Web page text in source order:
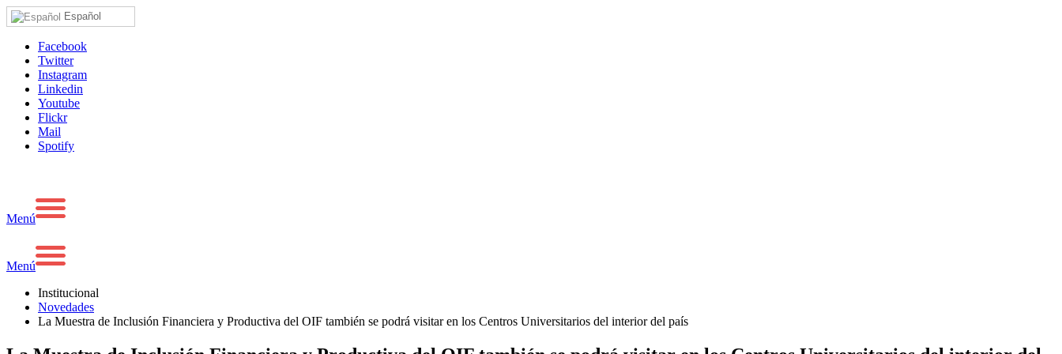
Español
Facebook
Twitter
Instagram
Linkedin
Youtube
Flickr
Mail
Spotify
Menú
Menú
Institucional
Novedades
La Muestra de Inclusión Financiera y Productiva del OIF también se podrá visitar en los Centros Universitarios del interior del país